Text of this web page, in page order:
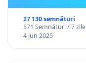
27 130 semnături
571 Semnături / 7 zile
4 Jun 2025